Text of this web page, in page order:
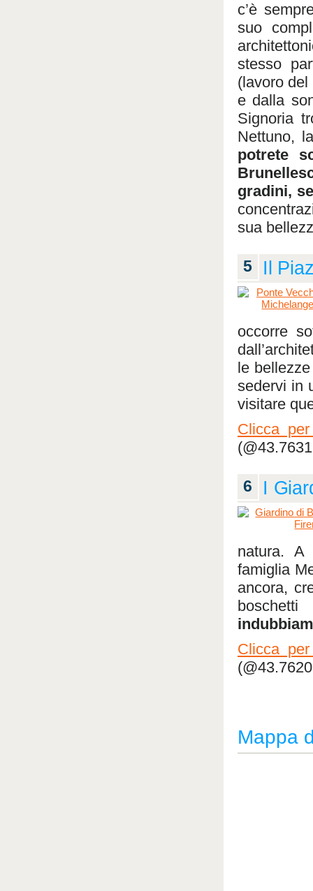
c’è
suo
stesso
(lavoro
e dalla
Signoria
Nettuno,
potrete
gradini,
sua
5 Il
occorre
le
sedervi in
visitare
Clicca
6 I
natura. A
famiglia
ancora,
Clicca
Mappa